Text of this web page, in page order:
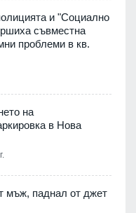
и "Социално
съвместна
проблеми в кв.
на
в Нова
мъж, паднал от джет